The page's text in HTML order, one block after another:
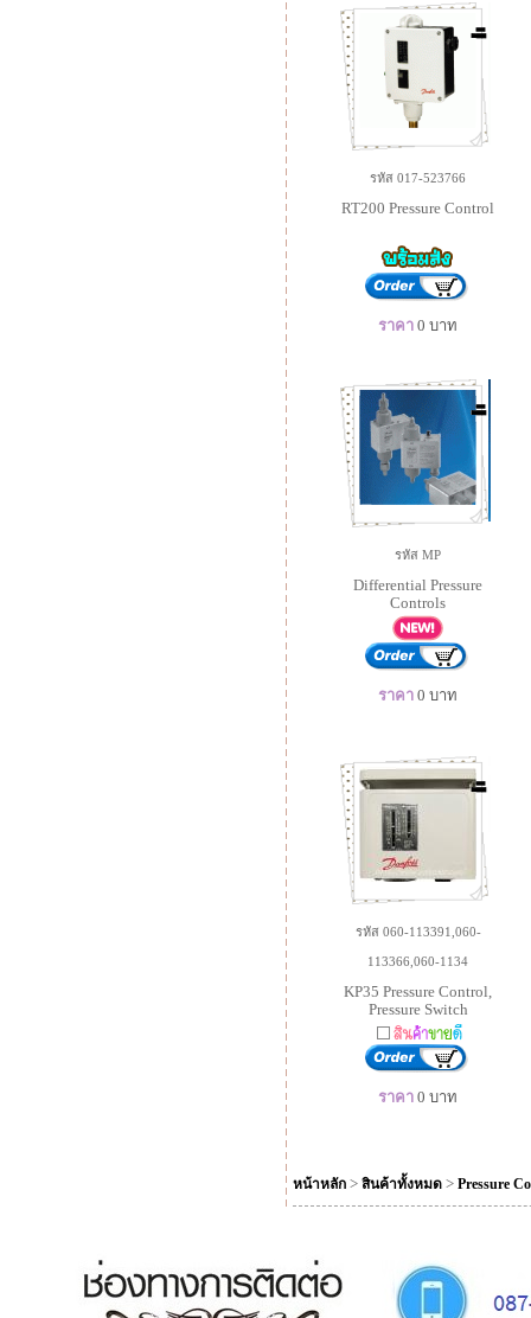
รหัส 017-523766
RT200 Pressure Control
ราคา 0 บาท
รหัส MP
Differential Pressure
Controls
ราคา 0 บาท
รหัส 060-113391,060-
113366,060-1134
KP35 Pressure Control,
Pressure Switch
ราคา 0 บาท
หน้าหลัก > สินค้าทั้งหมด > Pressure